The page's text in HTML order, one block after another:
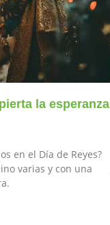
la esperanza
en el Día de Reyes?
varias y con una